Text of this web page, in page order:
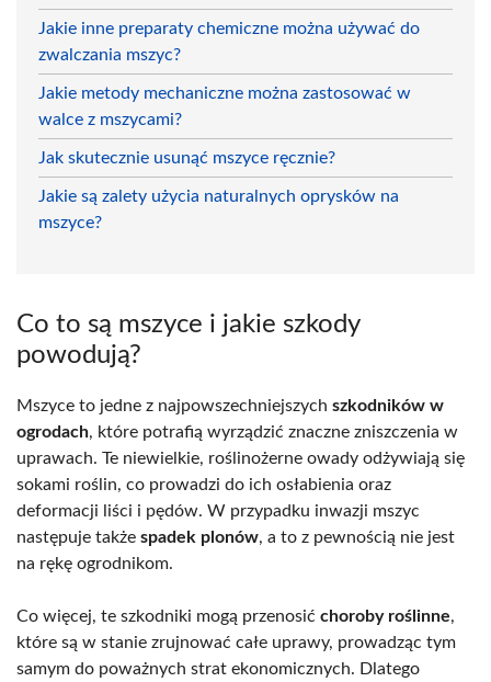
Jakie inne preparaty chemiczne można używać do
zwalczania mszyc?
Jakie metody mechaniczne można zastosować w
walce z mszycami?
Jak skutecznie usunąć mszyce ręcznie?
Jakie są zalety użycia naturalnych oprysków na
mszyce?
Co to są mszyce i jakie szkody
powodują?
Mszyce to jedne z najpowszechniejszych szkodników w
ogrodach, które potrafią wyrządzić znaczne zniszczenia w
uprawach. Te niewielkie, roślinożerne owady odżywiają się
sokami roślin, co prowadzi do ich osłabienia oraz
deformacji liści i pędów. W przypadku inwazji mszyc
następuje także spadek plonów, a to z pewnością nie jest
na rękę ogrodnikom.
Co więcej, te szkodniki mogą przenosić choroby roślinne,
które są w stanie zrujnować całe uprawy, prowadząc tym
samym do poważnych strat ekonomicznych. Dlatego